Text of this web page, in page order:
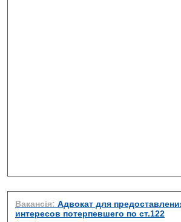
Вакансія: Адвокат для
интересов потерпевшего по ст.122